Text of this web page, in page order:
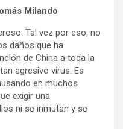
Milando
Tal vez por eso, no
daños que ha
de China a toda la
agresivo virus. Es
en muchos
exigir una
ni se inmutan y se